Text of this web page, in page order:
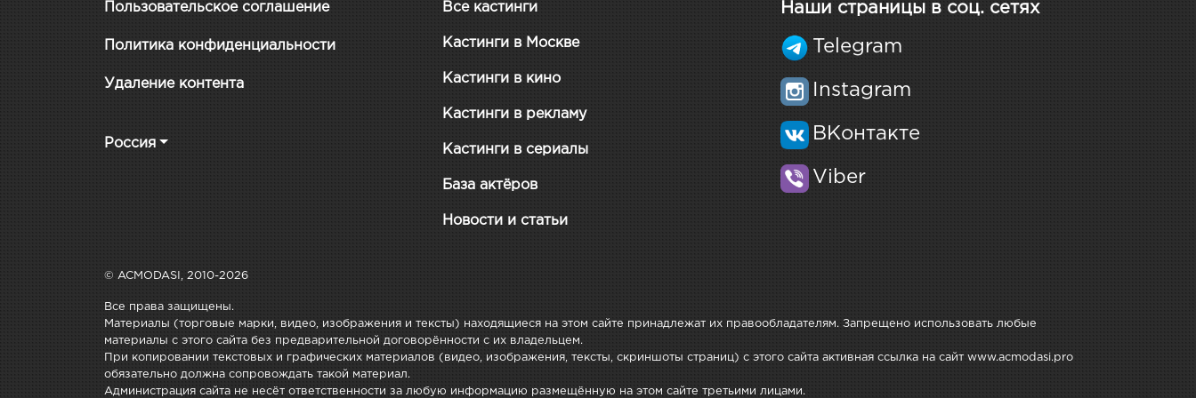
Пользовательское соглашение
Политика конфиденциальности
Удаление контента
Россия
Все кастинги
Кастинги в Москве
Кастинги в кино
Кастинги в рекламу
Кастинги в сериалы
База актёров
Новости и статьи
Наши страницы в соц. сетях
Telegram
Instagram
ВКонтакте
Viber
© ACMODASI, 2010-2026
Все права защищены.
Материалы (торговые марки, видео, изображения и тексты) находящиеся на этом сайте принадлежат их правообладателям. Запрещено использовать любые
материалы с этого сайта без предварительной договорённости с их владельцем.
При копировании текстовых и графических материалов (видео, изображения, тексты, скриншоты страниц) с этого сайта активная ссылка на сайт www.acmodasi.pro
обязательно должна сопровождать такой материал.
Администрация сайта не несёт ответственности за любую информацию размещённую на этом сайте третьими лицами.